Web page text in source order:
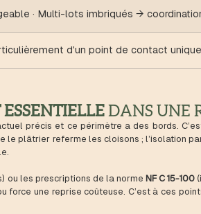
· Multi-lots imbriqués →
d'un point de contact unique
DANS UNE
précis et ce périmètre a des bords.
plâtrier referme les cloisons ; l’isolation
ou les prescriptions de la norme NF C 15-100
force une reprise coûteuse. C’est à ces